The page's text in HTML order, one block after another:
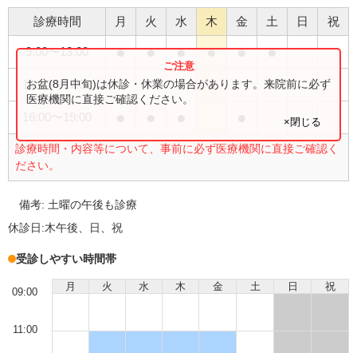
診療時間 月 火 水 木 金 土 日 祝
9:00〜13:00 ● ● ● ● ● ●
14:30〜17:30 ●
診療時間・内容等について、事前に必ず医療機関に直接ご確認く
ださい。
お盆(8月中旬)は休診・休業の場合があります。来院前に必ず
医療機関に直接ご確認ください。
×閉じる
備考: 土曜の午後も診療
休診日:木午後、日、祝
受診しやすい時間帯
月 火 水 木 金 土 日 祝
09:00
11:00